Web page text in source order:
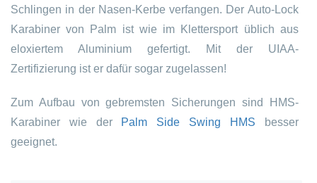
Schlingen in der Nasen-Kerbe verfangen. Der Auto-Lock
Karabiner von Palm ist wie im Klettersport üblich aus
eloxiertem Aluminium gefertigt. Mit der UIAA-
Zertifizierung ist er dafür sogar zugelassen!
Zum Aufbau von gebremsten Sicherungen sind HMS-
Karabiner wie der Palm Side Swing HMS besser
geeignet.